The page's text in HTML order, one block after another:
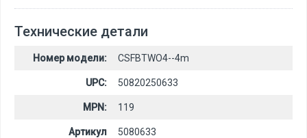
Технические детали
Номер модели: CSFBTWO4--4m
UPC: 50820250633
MPN: 119
Артикул
5080633